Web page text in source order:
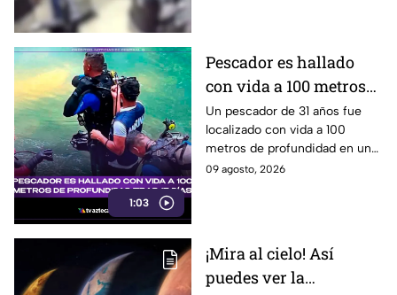
1:03
Pescador es hallado
con vida a 100 metros
de profundidad tras 15
días
Un pescador de 31 años fue
localizado con vida a 100
metros de profundidad en un
cenote de Veracruz, tras
09 agosto, 2026
¡Mira al cielo! Así
puedes ver la